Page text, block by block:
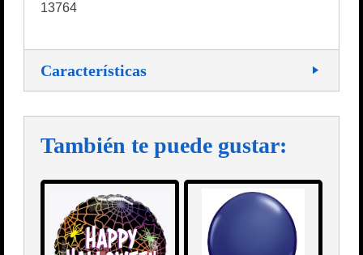
13764
Características
También te puede gustar: